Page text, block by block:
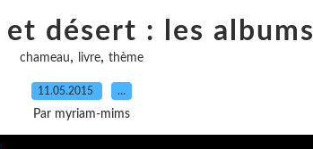
et désert : les albums
chameau, livre, thème
11.05.2015 …
Par myriam-mims